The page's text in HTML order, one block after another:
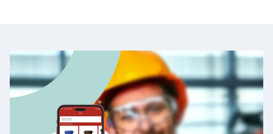
Mijn afzetcontainer is vol
Contact
Contact
Samen DuurzaamOmrin Bedrijfsafvalapp